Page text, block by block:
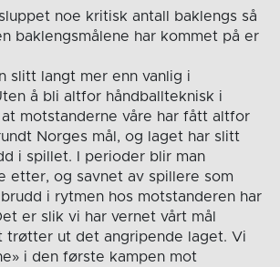
noe kritisk antall baklengs så
baklengsmålene har kommet på er
slitt langt mer enn vanlig i
å bli altfor håndballteknisk i
motstanderne våre har fått altfor
Norges mål, og laget har slitt
i spillet. I perioder blir man
etter, og savnet av spillere som
i rytmen hos motstanderen har
er slik vi har vernet vårt mål
trøtter ut det angripende laget. Vi
i den første kampen mot